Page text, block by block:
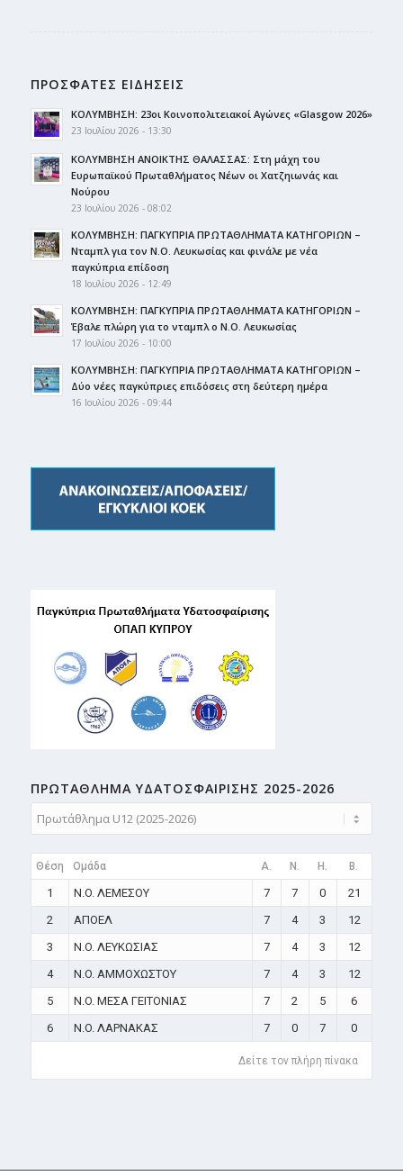
ΠΡΟΣΦΑΤΕΣ ΕΙΔΗΣΕΙΣ
ΚΟΛΥΜΒΗΣΗ: 23οι Κοινοπολιτειακοί Αγώνες «Glasgow 2026»
23 Ιουλίου 2026 - 13:30
ΚΟΛΥΜΒΗΣΗ ΑΝΟΙΚΤΗΣ ΘΑΛΑΣΣΑΣ: Στη μάχη του
Ευρωπαϊκού Πρωταθλήματος Νέων οι Χατζηιωνάς και
Νούρου
23 Ιουλίου 2026 - 08:02
ΚΟΛΥΜΒΗΣΗ: ΠΑΓΚΥΠΡΙΑ ΠΡΩΤΑΘΛΗΜΑΤΑ ΚΑΤΗΓΟΡΙΩΝ –
Νταμπλ για τον Ν.Ο. Λευκωσίας και φινάλε με νέα
παγκύπρια επίδοση
18 Ιουλίου 2026 - 12:49
ΚΟΛΥΜΒΗΣΗ: ΠΑΓΚΥΠΡΙΑ ΠΡΩΤΑΘΛΗΜΑΤΑ ΚΑΤΗΓΟΡΙΩΝ –
Έβαλε πλώρη για το νταμπλ ο Ν.Ο. Λευκωσίας
17 Ιουλίου 2026 - 10:00
ΚΟΛΥΜΒΗΣΗ: ΠΑΓΚΥΠΡΙΑ ΠΡΩΤΑΘΛΗΜΑΤΑ ΚΑΤΗΓΟΡΙΩΝ –
Δύο νέες παγκύπριες επιδόσεις στη δεύτερη ημέρα
16 Ιουλίου 2026 - 09:44
ΠΡΩΤΑΘΛΗMA ΥΔΑΤΟΣΦΑΙΡΙΣΗΣ 2025-2026
Θέση Ομάδα A. N. H. B.
1 N.O. ΛΕΜΕΣΟΥ 7 7 0
21
2
ΑΠΟΕΛ 7 4 3
12
3
N.O. ΛΕΥΚΩΣΙΑΣ 7 4 3
12
4
N.O. ΑΜΜΟΧΩΣΤΟΥ 7 4 3
12
5
N.O. ΜΕΣΑ ΓΕΙΤΟΝΙΑΣ 7 2 5
6
6
N.O. ΛΑΡΝΑΚΑΣ 7 0 7 0
Δείτε τον πλήρη πίνακα